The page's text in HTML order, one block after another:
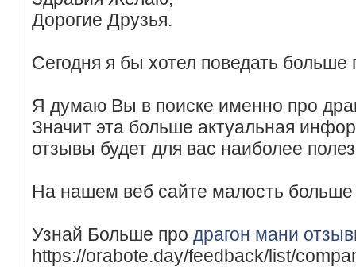
Дорогие Друзья.
Сегодня я бы хотел поведать больше
Я думаю Вы в поиске именно про
Значит эта больше актуальная
отзывы будет для вас наиболее
На нашем веб сайте малость
Узнай Больше про драгон мани
https://orabote.day/feedback/list/